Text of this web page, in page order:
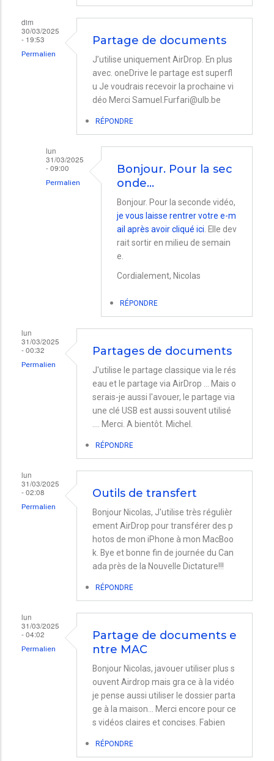
dim
30/03/2025
- 19:53
Permalien
Partage de documents
J’utilise uniquement AirDrop. En plus
avec. oneDrive le partage est superfl
u Je voudrais recevoir la prochaine vi
déo Merci Samuel.Furfari@ulb.be
RÉPONDRE
lun
31/03/2025
- 09:00
Permalien
Bonjour. Pour la sec
onde…
Bonjour. Pour la seconde vidéo,
je vous laisse rentrer votre e-m
ail après avoir cliqué ici . Elle dev
rait sortir en milieu de semain
e.
Cordialement, Nicolas
RÉPONDRE
lun
31/03/2025
- 00:32
Permalien
Partages de documents
J'utilise le partage classique via le rés
eau et le partage via AirDrop ... Mais o
serais-je aussi l'avouer, le partage via
une clé USB est aussi souvent utilisé
.... Merci. A bientôt. Michel.
RÉPONDRE
lun
31/03/2025
- 02:08
Permalien
Outils de transfert
Bonjour Nicolas, J'utilise très régulièr
ement AirDrop pour transférer des p
hotos de mon iPhone à mon MacBoo
k. Bye et bonne fin de journée du Can
ada près de la Nouvelle Dictature!!!
RÉPONDRE
lun
31/03/2025
- 04:02
Permalien
Partage de documents e
ntre MAC
Bonjour Nicolas, javouer utiliser plus s
ouvent Airdrop mais gra ce à la vidéo
je pense aussi utiliser le dossier parta
ge à la maison... Merci encore pour ce
s vidéos claires et concises. Fabien
RÉPONDRE